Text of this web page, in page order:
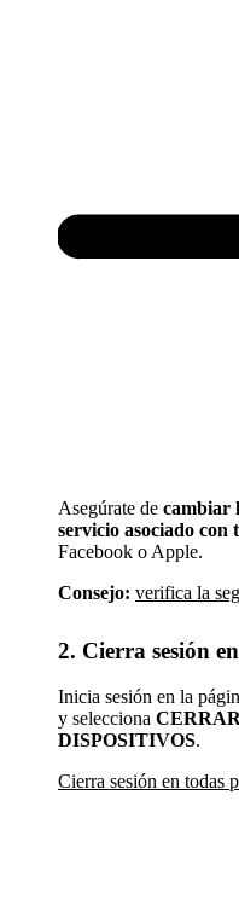
Asegúrate de cambiar
servicio asociado con
Facebook o Apple.
Consejo: verifica la
2. Cierra sesión
Inicia sesión en la
y selecciona
DISPOSITIVOS.
Cierra sesión en todas